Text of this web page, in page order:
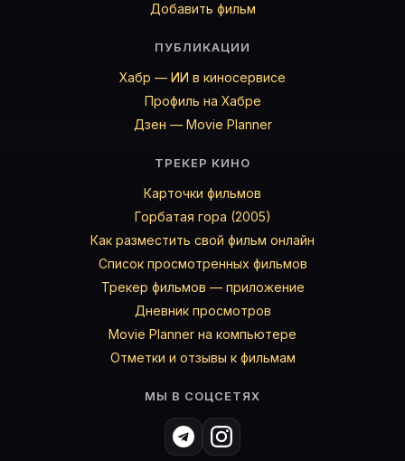
Добавить фильм
ПУБЛИКАЦИИ
Хабр — ИИ в киносервисе
Профиль на Хабре
Дзен — Movie Planner
ТРЕКЕР КИНО
Карточки фильмов
Горбатая гора (2005)
Как разместить свой фильм онлайн
Список просмотренных фильмов
Трекер фильмов — приложение
Дневник просмотров
Movie Planner на компьютере
Отметки и отзывы к фильмам
МЫ В СОЦСЕТЯХ